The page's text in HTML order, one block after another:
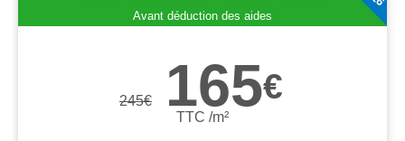
Avant déduction des aides
245€ 165€
TTC /m²